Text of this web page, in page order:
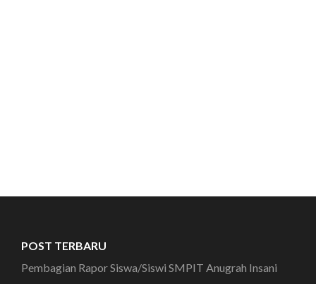
POST TERBARU
Pembagian Rapor Siswa/Siswi SMPIT Anugrah Insani